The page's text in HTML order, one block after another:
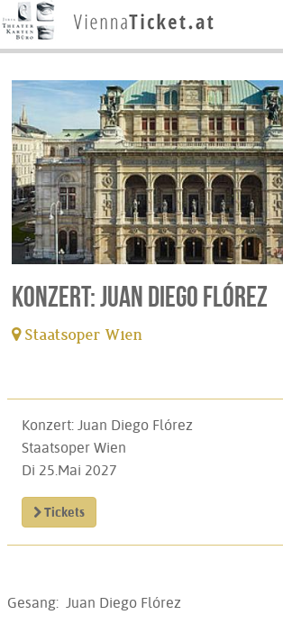
Konzert: Juan Diego Flórez
Staatsoper Wien
Konzert: Juan Diego Flórez
Staatsoper Wien
Di 25.Mai 2027
Tickets
Gesang: Juan Diego Flórez